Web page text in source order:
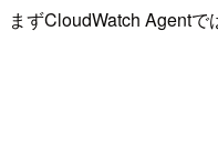
まずCloudWatch Agentで